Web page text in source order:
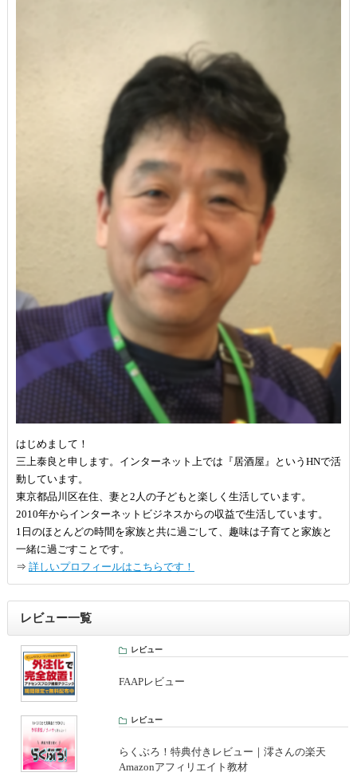
はじめまして！
三上泰良と申します。インターネット上では『居酒屋』というHNで活
動しています。
東京都品川区在住、妻と2人の子どもと楽しく生活しています。
2010年からインターネットビジネスからの収益で生活しています。
1日のほとんどの時間を家族と共に過ごして、趣味は子育てと家族と
一緒に過ごすことです。
⇒ 詳しいプロフィールはこちらです！
レビュー一覧
レビュー
FAAPレビュー
レビュー
らくぶろ！特典付きレビュー｜澪さんの楽天
Amazonアフィリエイト教材